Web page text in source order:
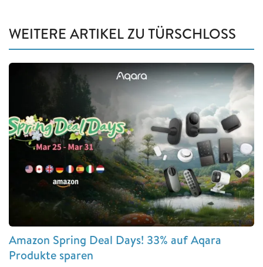
WEITERE ARTIKEL ZU TÜRSCHLOSS
Amazon Spring Deal Days! 33% auf Aqara
Produkte sparen